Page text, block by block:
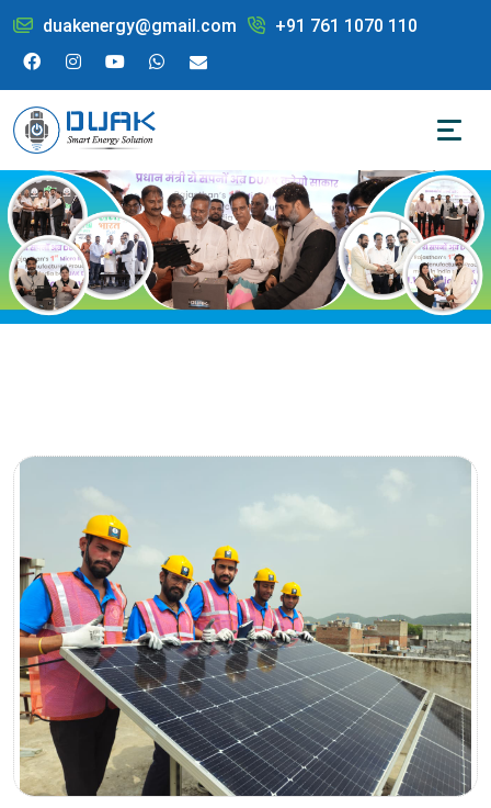
duakenergy@gmail.com +91 761 1070 110